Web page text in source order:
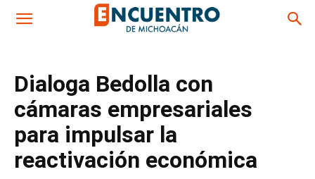
Dialoga Bedolla con
cámaras empresariales
para impulsar la
reactivación económica